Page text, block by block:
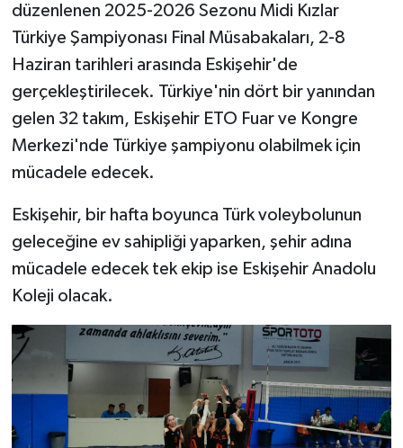
düzenlenen 2025-2026 Sezonu Midi Kızlar
Türkiye Şampiyonası Final Müsabakaları, 2-8
Haziran tarihleri arasında Eskişehir'de
gerçekleştirilecek. Türkiye'nin dört bir yanından
gelen 32 takım, Eskişehir ETO Fuar ve Kongre
Merkezi'nde Türkiye şampiyonu olabilmek için
mücadele edecek.
Eskişehir, bir hafta boyunca Türk voleybolunun
geleceğine ev sahipliği yaparken, şehir adına
mücadele edecek tek ekip ise Eskişehir Anadolu
Koleji olacak.